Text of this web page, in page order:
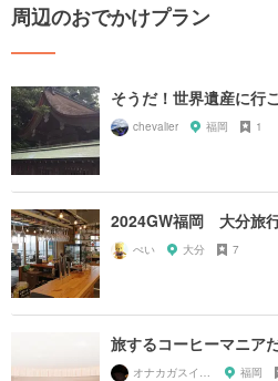
周辺のおでかけプラン
そうだ！世界遺産に行
chevalier 福岡 1
2024GW福岡 大分旅
ぺい 大分 7
旅するコーヒーマニア
福岡